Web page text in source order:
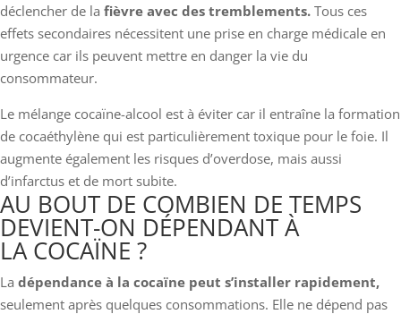
déclencher de la fièvre avec des tremblements. Tous ces
effets secondaires nécessitent une prise en charge médicale en
urgence car ils peuvent mettre en danger la vie du
consommateur.
Le mélange cocaïne-alcool est à éviter car il entraîne la formation
de cocaéthylène qui est particulièrement toxique pour le foie. Il
augmente également les risques d’overdose, mais aussi
d’infarctus et de mort subite.
AU BOUT DE COMBIEN DE TEMPS
DEVIENT-ON DÉPENDANT À
LA COCAÏNE ?
La dépendance à la cocaïne peut s’installer rapidement,
seulement après quelques consommations. Elle ne dépend pas